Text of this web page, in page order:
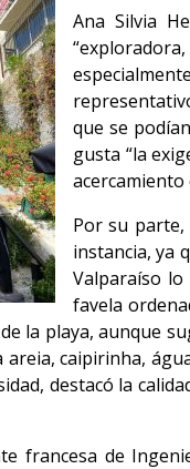
Ana Silvia
que se
gusta “la
Por su parte,
instancia, ya
Valparaíso
favela
la playa, aunque
areia, caipirinha,
destacó la
francesa de